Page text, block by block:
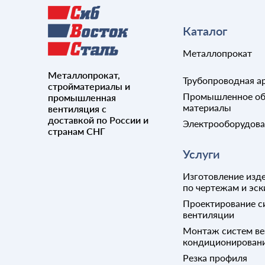
Металлопрокат,
стройматериалы и
промышленная
вентиляция с
доставкой по России и
странам СНГ
Каталог
Металлопрокат
Трубопроводная
Промышленное
материалы
Услуги
Изготовление
по чертежам и
Проектирование
вентиляции
Монтаж систем
Резка профиля